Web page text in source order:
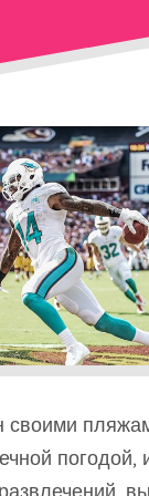
своими
погодой,